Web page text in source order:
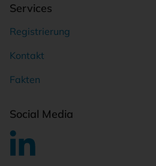
Services
Registrierung
Kontakt
Fakten
Social Media